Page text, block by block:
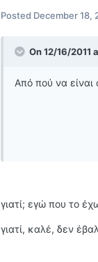
Posted December 18,
On 12/16/2011
Από πού να
γιατί; εγώ που το
γιατί, καλέ, δεν